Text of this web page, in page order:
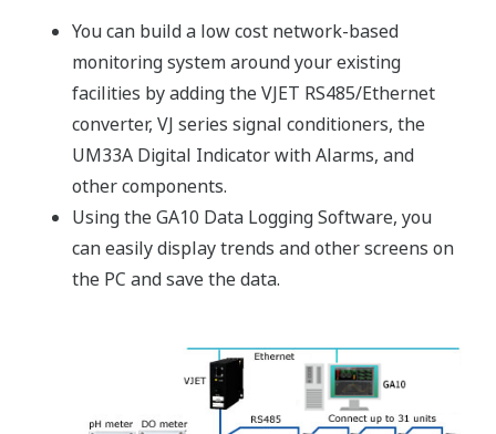
You can build a low cost network-based
monitoring system around your existing
facilities by adding the VJET RS485/Ethernet
converter, VJ series signal conditioners, the
UM33A Digital Indicator with Alarms, and
other components.
Using the GA10 Data Logging Software, you
can easily display trends and other screens on
the PC and save the data.